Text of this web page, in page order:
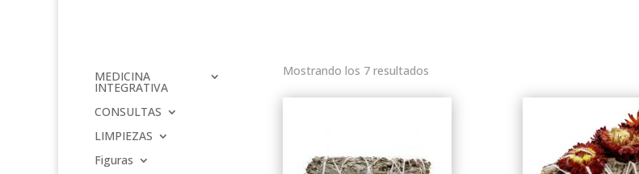
MEDICINA
INTEGRATIVA
CONSULTAS
LIMPIEZAS
Figuras
Mostrando los 7 resultados